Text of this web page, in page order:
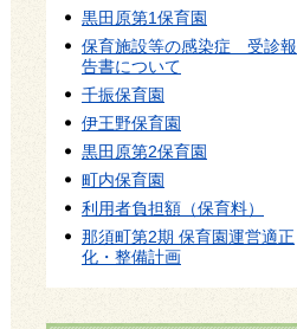
黒田原第1保育園
保育施設等の感染症 受診報
告書について
千振保育園
伊王野保育園
黒田原第2保育園
町内保育園
利用者負担額（保育料）
那須町第2期 保育園運営適正
化・整備計画